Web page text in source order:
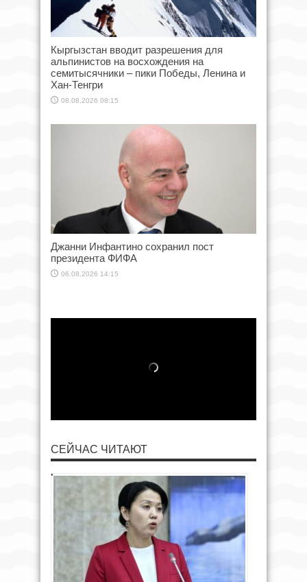
Кыргызстан вводит разрешения для
альпинистов на восхождения на
семитысячники – пики Победы, Ленина и
Хан-Тенгри
08.08.2026 08:15
Джанни Инфантино сохранил пост
президента ФИФА
06.08.2026 14:15
СЕЙЧАС ЧИТАЮТ